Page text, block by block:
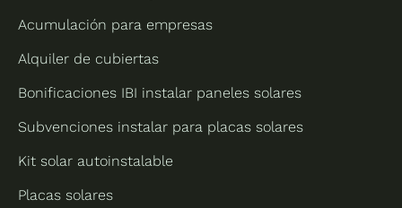
Acumulación para empresas
Alquiler de cubiertas
Bonificaciones IBI instalar paneles solares
Subvenciones instalar para placas solares
Kit solar autoinstalable
Placas solares